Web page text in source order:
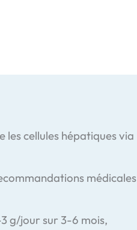
les cellules hépatiques via
médicales
g/jour sur 3-6 mois,